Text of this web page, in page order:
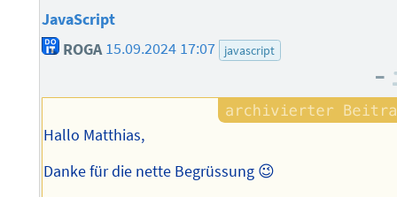
JavaScript
ROGA 15.09.2024 17:07 javascript
–
Hallo Matthias,
Danke für die nette Begrüssung 😉